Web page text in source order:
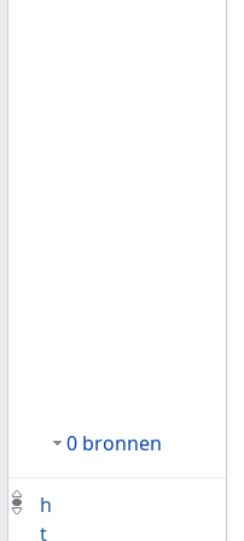
0 bronnen
h
t